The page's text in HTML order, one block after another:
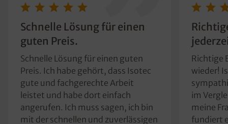
Schnelle Lösung für einen
guten Preis.
Schnelle Lösung für einen guten
Preis. Ich habe gehört, dass Isotec
gute und fachgerechte Arbeit
leistet und habe dort einfach
angerufen. Ich muss sagen, ich bin
mit der schnellen und zuverlässigen
Richtige
wieder!
im
meine
fundiert